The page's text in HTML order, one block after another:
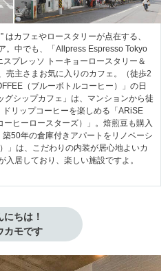
はカフェやロースタリーが点在する、
。中でも、「Allpress Espresso Tokyo
プレッソ トーキョーロースタリー＆
売主さまお気に入りのカフェ。（徒歩2
（ブルーボトルコーヒー）」の日
シップカフェ」は、マンションから徒
ドリップコーヒーを楽しめる「ARiSE
ヒーロースターズ）」。焙煎豆も購入
築50年の倉庫付きアパートをリノベーシ
」は、こだわりの内装が居心地よいカ
居しており、楽しい施設ですよ。
にちは！
カモです